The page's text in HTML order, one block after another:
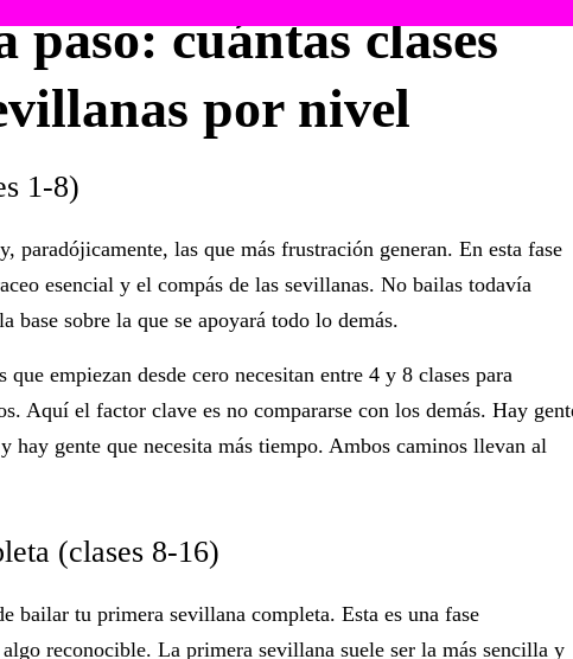
paso: cuántas clases
por nivel
1-8)
paradójicamente, las que más frustración generan. En esta fase
esencial y el compás de las sevillanas. No bailas todavía
base sobre la que se apoyará todo lo demás.
empiezan desde cero necesitan entre 4 y 8 clases para
Aquí el factor clave es no compararse con los demás. Hay
hay gente que necesita más tiempo. Ambos caminos llevan al
(clases 8-16)
bailar tu primera sevillana completa. Esta es una fase
reconocible. La primera sevillana suele ser la más sencilla y